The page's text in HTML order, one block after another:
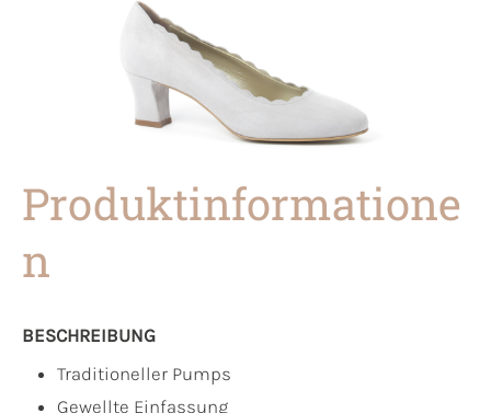
Produktinformatione
n
BESCHREIBUNG
Traditioneller Pumps
Gewellte Einfassung